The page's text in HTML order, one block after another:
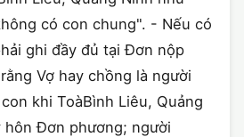
có con chung". - Nếu có
ghi đầy đủ tại Đơn nộp
Vợ hay chồng là người
khi ToàBình Liêu, Quảng
hôn Đơn phương; người